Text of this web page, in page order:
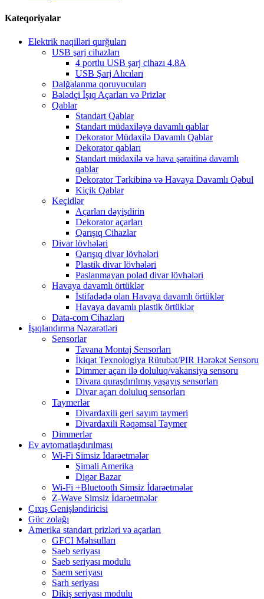
Kateqoriyalar
Elektrik naqilləri qurğuları
USB şarj cihazları
4 portlu USB şarj cihazı 4.8A
USB Şarj Alıcıları
Dalğalanma qoruyucuları
Bələdçi İşıq Açarları və Prizlər
Qablar
Standart Qablar
Standart müdaxiləyə davamlı qablar
Dekorator Müdaxilə Davamlı Qablar
Dekorator qabları
Standart müdaxilə və hava şəraitinə davamlı
qablar
Dekorator Tərkibinə və Havaya Davamlı Qəbul
Kiçik Qablar
Keçidlər
Açarları dəyişdirin
Dekorator açarları
Qarışıq Cihazlar
Divar lövhələri
Qarışıq divar lövhələri
Plastik divar lövhələri
Paslanmayan polad divar lövhələri
Havaya davamlı örtüklər
İstifadədə olan Havaya davamlı örtüklər
Havaya davamlı plastik örtüklər
Data-com Cihazları
İşıqlandırma Nəzarətləri
Sensorlar
Tavana Montaj Sensorları
İkiqat Texnologiya Rütubət/PIR Hərəkət Sensoru
Dimmer açarı ilə doluluq/vakansiya sensoru
Divara quraşdırılmış yaşayış sensorları
Divar açarı doluluq sensorları
Taymerlər
Divardaxili geri sayım taymeri
Divardaxili Rəqəmsal Taymer
Dimmerlər
Ev avtomatlaşdırılması
Wi-Fi Simsiz İdarəetmələr
Şimali Amerika
Digər Bazar
Wi-Fi +Bluetooth Simsiz İdarəetmələr
Z-Wave Simsiz İdarəetmələr
Çıxış Genişləndiricisi
Güc zolağı
Amerika standart prizləri və açarları
GFCI Məhsulları
Saeb seriyası
Saeb seriyası modulu
Saem seriyası
Sarh seriyası
Dikiş seriyası modulu